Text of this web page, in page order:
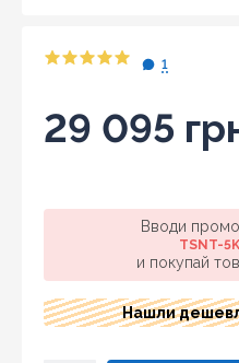
1
29 095
Вводи
TSNT-
и покупай
Нашли